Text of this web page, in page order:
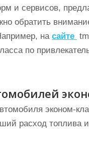
и сервисов,
обратить
на сайте
по
эконом-
расход топлива